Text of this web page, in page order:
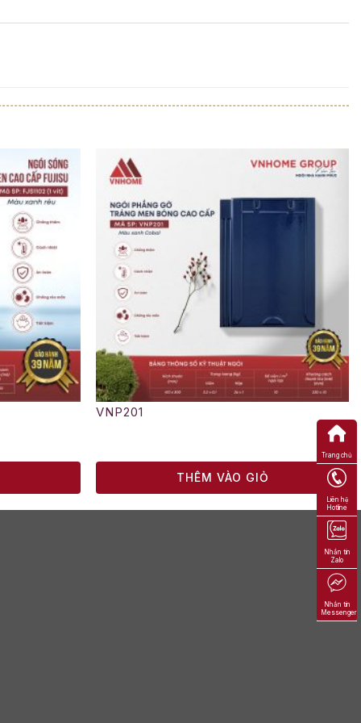
VNP201
THÊM VÀO GIỎ
Trang chủ
Liên hệ
Hotline
Nhắn tin
Zalo
Nhắn tin
Messenger